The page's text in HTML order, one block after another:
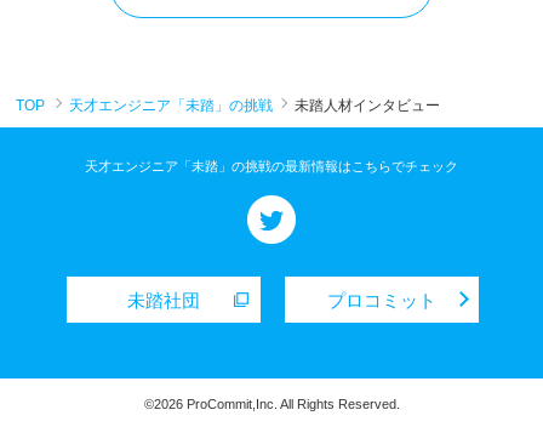
TOP 天才エンジニア「未踏」の挑戦 未踏人材インタビュー
天才エンジニア「未踏」の挑戦の最新情報はこちらでチェック
未踏社団 プロコミット
©2026 ProCommit,Inc. All Rights Reserved.